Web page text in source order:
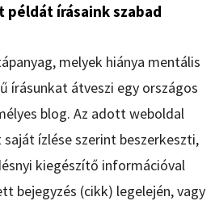
példát írásaink szabad
melyek hiánya mentális
írásunkat átveszi egy országos
blog. Az adott weboldal
ízlése szerint beszerkeszti,
kiegészítő információval
bejegyzés (cikk) legelején, vagy